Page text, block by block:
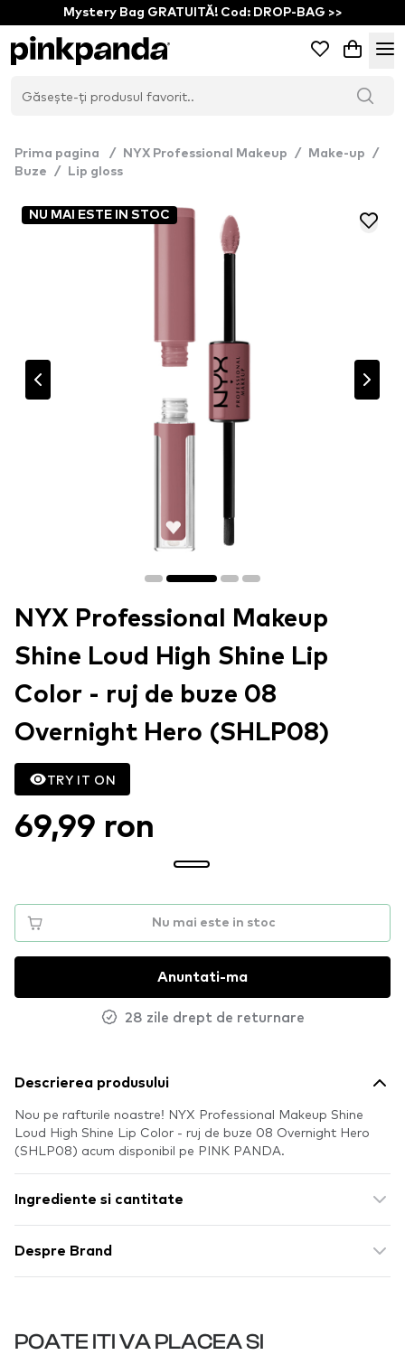
Mystery Bag GRATUITĂ! Cod: DROP-BAG >>
Prima pagina / NYX Professional Makeup / Make-up
/
Buze
/ Lip gloss
NU MAI ESTE IN STOC
NYX Professional Makeup
Shine Loud High Shine Lip
Color - ruj de buze 08
Overnight Hero (SHLP08)
TRY IT ON
69,99 ron
Nu mai este in stoc
Anuntati-ma
28 zile drept de returnare
Descrierea produsului
Nou pe rafturile noastre! NYX Professional Makeup Shine
Loud High Shine Lip Color - ruj de buze 08 Overnight Hero
(SHLP08) acum disponibil pe PINK PANDA.
Ingrediente si cantitate
Despre Brand
POATE ITI VA PLACEA SI